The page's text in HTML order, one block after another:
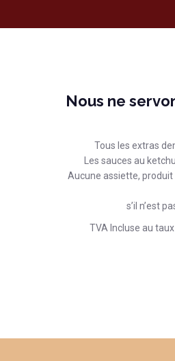
Nous ne
Tous les extras
Les sauces au
Aucune assiette,
s’il n’est
TVA Incluse au